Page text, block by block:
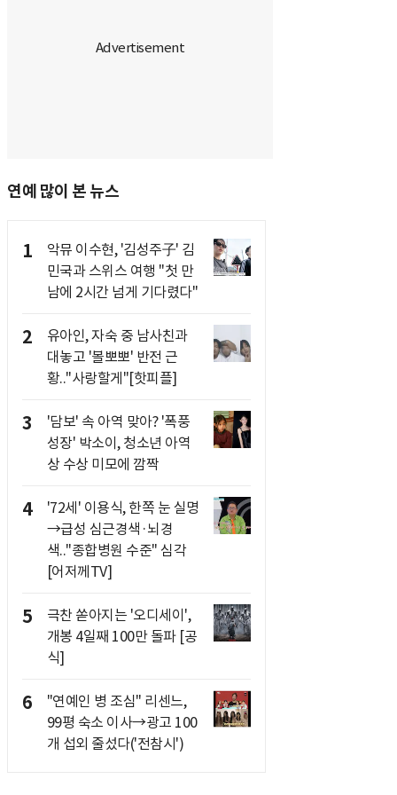
연예 많이 본 뉴스
1
악뮤 이수현, '김성주子' 김
민국과 스위스 여행 "첫 만
남에 2시간 넘게 기다렸다"
2
유아인, 자숙 중 남사친과
대놓고 '볼뽀뽀' 반전 근
황.."사랑할게"[핫피플]
3
'담보' 속 아역 맞아? '폭풍
성장' 박소이, 청소년 아역
상 수상 미모에 깜짝
4
'72세' 이용식, 한쪽 눈 실명
→급성 심근경색·뇌경
색.."종합병원 수준" 심각
[어저께TV]
5
극찬 쏟아지는 '오디세이',
개봉 4일째 100만 돌파 [공
식]
6
"연예인 병 조심" 리센느,
99평 숙소 이사→광고 100
개 섭외 줄섰다('전참시')